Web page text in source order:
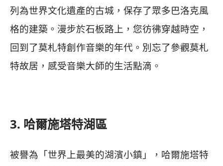
列為世界文化遺產的古城，保存了眾多巴洛克風
格的建築。漫步於石板路上，您彷彿穿越時空，
回到了莫札特創作音樂的年代。別忘了參觀莫札
特故居，感受音樂大師的生活點滴。
3. 哈爾施塔特湖區
被譽為「世界上最美的湖濱小鎮」，哈爾施塔特